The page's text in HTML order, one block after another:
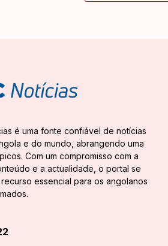
é uma fonte confiável de notícias
e do mundo, abrangendo uma
Com um compromisso com a
e a actualidade, o portal se
essencial para os angolanos